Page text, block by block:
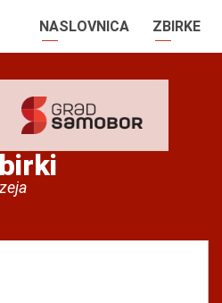
NASLOVNICA ZBIRKE